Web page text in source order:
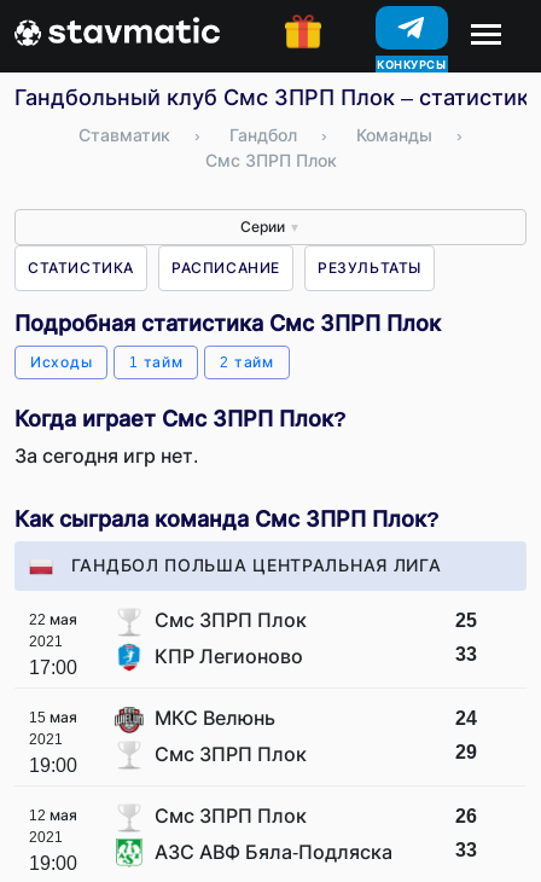
КОНКУРСЫ
Гандбольный клуб Смс ЗПРП Плок –
Ставматик › Гандбол › Команды
›
Смс ЗПРП Плок
Серии ▼
СТАТИСТИКА РАСПИСАНИЕ РЕЗУЛЬТАТЫ
Подробная статистика Смс ЗПРП Плок
Исходы 1 тайм 2 тайм
Когда играет Смс ЗПРП Плок?
За сегодня игр нет.
Как сыграла команда Смс ЗПРП Плок?
ГАНДБОЛ ПОЛЬША ЦЕНТРАЛЬНАЯ ЛИГА
22 мая
2021
17:00
Смс ЗПРП Плок
КПР Легионово
25
33
15 мая
2021
19:00
МКС Велюнь
Смс ЗПРП Плок
24
29
12 мая
2021
19:00
Смс ЗПРП Плок
АЗС АВФ Бяла-Подляска
26
33